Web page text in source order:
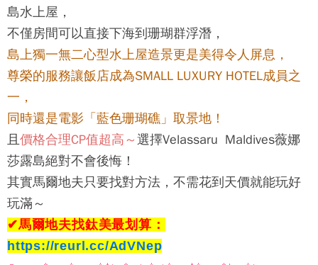
島水上屋，
不僅房間可以直接下海到珊瑚群浮潛，
島上獨一無二心型水上屋造景更是美得令人屏息，
尊榮的服務讓飯店成為SMALL LUXURY HOTEL成員之
一，
同時還是電影「藍色珊瑚礁」取景地！
且 價格合理CP值超高～選擇Velassaru Maldives薇娜
莎露島絕對不會後悔！
其實馬爾地夫只要找對方法，不需花到天價就能玩好
玩滿～
✔馬爾地夫找鈦美最划算：
https://reurl.cc/AdVNep